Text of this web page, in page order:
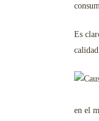
Es
en el